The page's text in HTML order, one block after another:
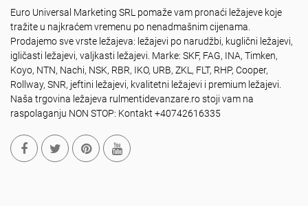
Euro Universal Marketing SRL pomaže vam pronaći ležajeve koje
tražite u najkraćem vremenu po nenadmašnim cijenama.
Prodajemo sve vrste ležajeva: ležajevi po narudžbi, kuglični ležajevi,
igličasti ležajevi, valjkasti ležajevi. Marke: SKF, FAG, INA, Timken,
Koyo, NTN, Nachi, NSK, RBR, IKO, URB, ZKL, FLT, RHP, Cooper,
Rollway, SNR, jeftini ležajevi, kvalitetni ležajevi i premium ležajevi.
Naša trgovina ležajeva rulmentidevanzare.ro stoji vam na
raspolaganju NON STOP: Kontakt +40742616335